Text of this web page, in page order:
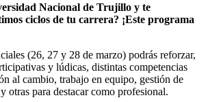
Nacional de Trujillo y te
ciclos de tu carrera? ¡Este programa
(26, 27 y 28 de marzo) podrás reforzar,
y lúdicas, distintas competencias
al cambio, trabajo en equipo, gestión de
otras para destacar como profesional.